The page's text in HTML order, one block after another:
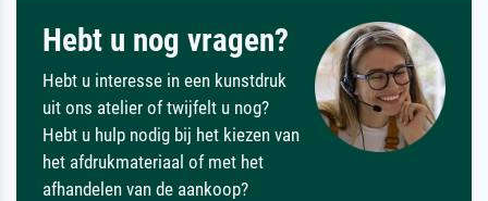
Hebt u nog vragen?
Hebt u interesse in een kunstdruk
uit ons atelier of twijfelt u nog?
Hebt u hulp nodig bij het kiezen van
het afdrukmateriaal of met het
afhandelen van de aankoop?